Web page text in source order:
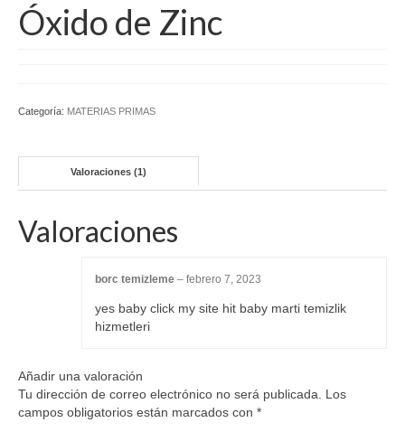
Óxido de Zinc
Categoría: MATERIAS PRIMAS
Valoraciones (1)
Valoraciones
borc temizleme – febrero 7, 2023
yes baby click my site hit baby marti temizlik
hizmetleri
Añadir una valoración
Tu dirección de correo electrónico no será publicada.
Los
campos obligatorios están marcados con *